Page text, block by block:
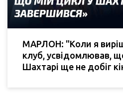
МАРЛОН: "Коли я
клуб, усвідомлював,
Шахтарі ще не добіг